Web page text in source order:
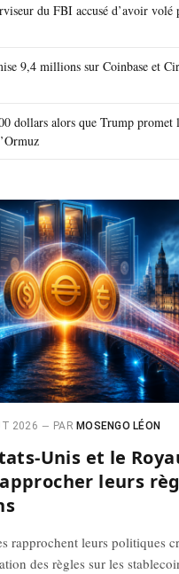
du FBI accusé d’avoir volé
9,4 millions sur Coinbase et
dollars alors que Trump promet
2026 PAR MOSENGO LÉON
Unis et le
leurs
rapprochent leurs politiques
des règles sur les